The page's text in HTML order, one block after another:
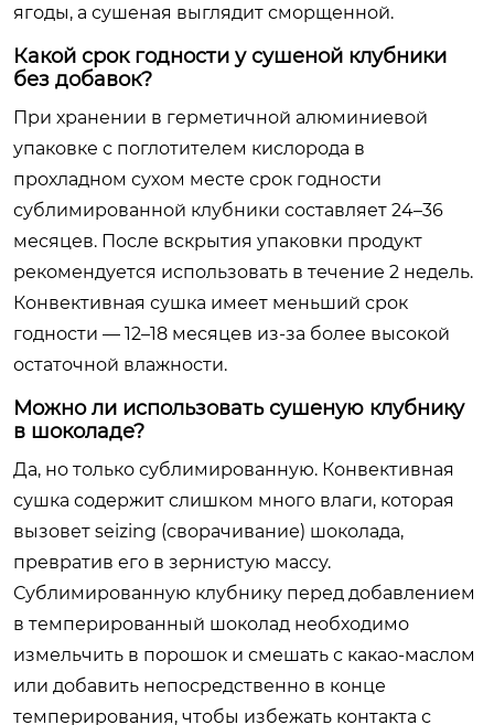
ягоды, а сушеная выглядит сморщенной.
Какой срок годности у сушеной клубники
без добавок?
При хранении в герметичной алюминиевой
упаковке с поглотителем кислорода в
прохладном сухом месте срок годности
сублимированной клубники составляет 24–36
месяцев. После вскрытия упаковки продукт
рекомендуется использовать в течение 2 недель.
Конвективная сушка имеет меньший срок
годности — 12–18 месяцев из-за более высокой
остаточной влажности.
Можно ли использовать сушеную клубнику
в шоколаде?
Да, но только сублимированную. Конвективная
сушка содержит слишком много влаги, которая
вызовет seizing (сворачивание) шоколада,
превратив его в зернистую массу.
Сублимированную клубнику перед добавлением
в темперированный шоколад необходимо
измельчить в порошок и смешать с какао-маслом
или добавить непосредственно в конце
темперирования, чтобы избежать контакта с